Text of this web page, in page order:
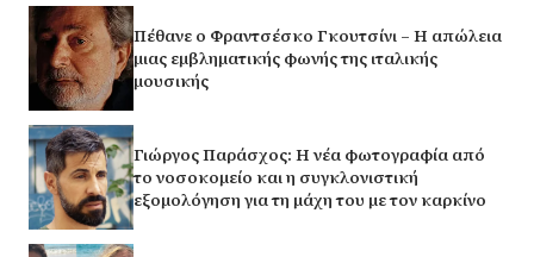
Πέθανε ο Φραντσέσκο Γκουτσίνι – Η απώλεια
μιας εμβληματικής φωνής της ιταλικής
μουσικής
Γιώργος Παράσχος: Η νέα φωτογραφία από
το νοσοκομείο και η συγκλονιστική
εξομολόγηση για τη μάχη του με τον καρκίνο